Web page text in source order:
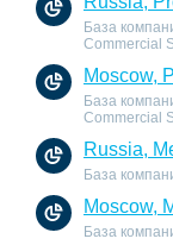
База
Commercial
Moscow,
База
Commercial
Russia,
База
Moscow,
База